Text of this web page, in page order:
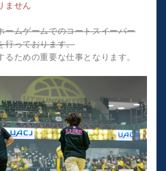
ません
ームゲームでのコートスイーパー
行っております。
るための重要な仕事となります。